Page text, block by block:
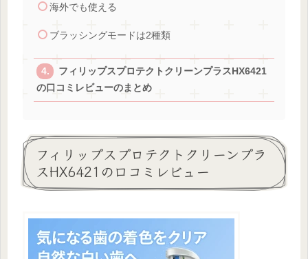
海外でも使える
ブラッシングモードは2種類
フィリップスプロテクトクリーンプラスHX6421
の口コミレビューのまとめ
フィリップスプロテクトクリーンプラ
スHX6421の口コミレビュー